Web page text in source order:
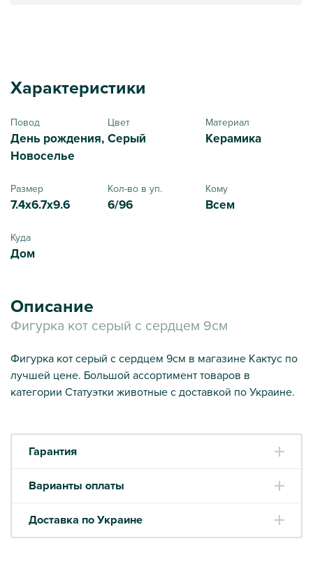
Характеристики
Повод
День рождения,
Новоселье
Цвет
Серый
Материал
Керамика
Размер
7.4x6.7x9.6
Кол-во в уп.
6/96
Кому
Всем
Куда
Дом
Описание
Фигурка кот серый с сердцем 9см
Фигурка кот серый с сердцем 9см в магазине Кактус по
лучшей цене. Большой ассортимент товаров в
категории Статуэтки животные с доставкой по Украине.
Гарантия
Варианты оплаты
Доставка по Украине